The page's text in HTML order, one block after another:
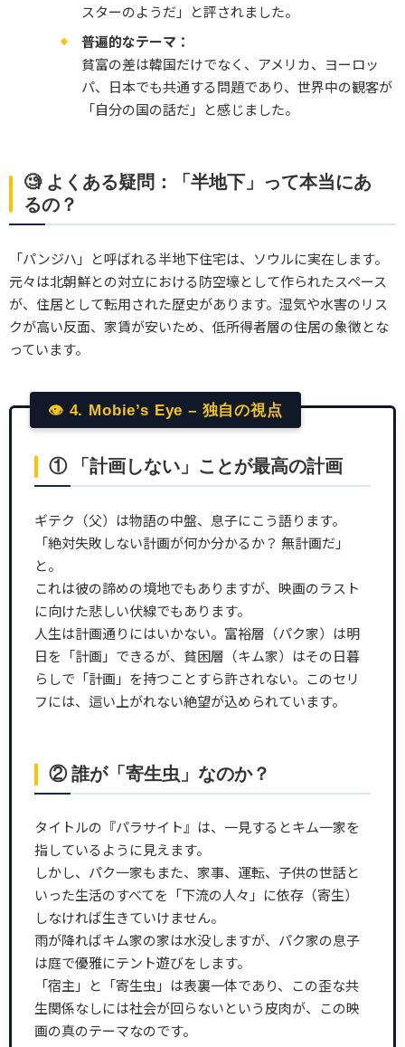
スターのようだ」と評されました。
普遍的なテーマ：
貧富の差は韓国だけでなく、アメリカ、ヨーロッ
パ、日本でも共通する問題であり、世界中の観客が
「自分の国の話だ」と感じました。
🧐 よくある疑問：「半地下」って本当にあ
るの？
「パンジハ」と呼ばれる半地下住宅は、ソウルに実在します。
元々は北朝鮮との対立における防空壕として作られたスペース
が、住居として転用された歴史があります。湿気や水害のリス
クが高い反面、家賃が安いため、低所得者層の住居の象徴とな
っています。
👁 4. Mobie’s Eye – 独自の視点
① 「計画しない」ことが最高の計画
ギテク（父）は物語の中盤、息子にこう語ります。
「絶対失敗しない計画が何か分かるか？ 無計画だ」
と。
これは彼の諦めの境地でもありますが、映画のラスト
に向けた悲しい伏線でもあります。
人生は計画通りにはいかない。富裕層（パク家）は明
日を「計画」できるが、貧困層（キム家）はその日暮
らしで「計画」を持つことすら許されない。このセリ
フには、這い上がれない絶望が込められています。
② 誰が「寄生虫」なのか？
タイトルの『パラサイト』は、一見するとキム一家を
指しているように見えます。
しかし、パク一家もまた、家事、運転、子供の世話と
いった生活のすべてを「下流の人々」に依存（寄生）
しなければ生きていけません。
雨が降ればキム家の家は水没しますが、パク家の息子
は庭で優雅にテント遊びをします。
「宿主」と「寄生虫」は表裏一体であり、この歪な共
生関係なしには社会が回らないという皮肉が、この映
画の真のテーマなのです。